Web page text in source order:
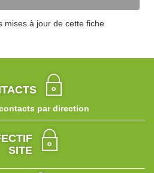
mises à jour de cette fiche
par direction
SITE